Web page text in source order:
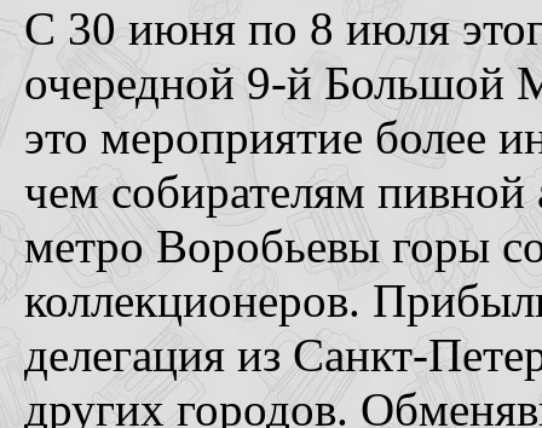
С 30 июня по 8 июля
очередной 9-й Большой
это мероприятие более
чем собирателям
метро Воробьевы горы
коллекционеров.
делегация из Санкт-
других городов.